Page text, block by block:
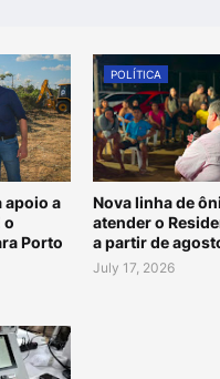
apoio a
o
Porto
POLÍTICA
Nova linha de
atender o
a partir de
July 17, 2026